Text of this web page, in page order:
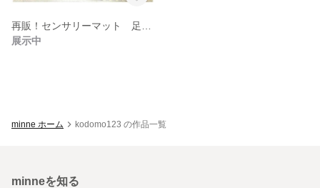
展示中
minne ホーム kodomo123 の作品一覧
minneを知る